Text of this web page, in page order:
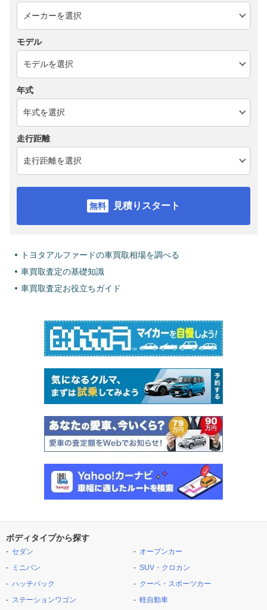
モデル
年式
走行距離
見積りスタート
トヨタアルファードの車買取相場を調べる
車買取査定の基礎知識
車買取査定お役立ちガイド
ボディタイプから探す
セダン
ミニバン
ハッチバック
ステーションワゴン
オープンカー
SUV・クロカン
クーペ・スポーツカー
軽自動車